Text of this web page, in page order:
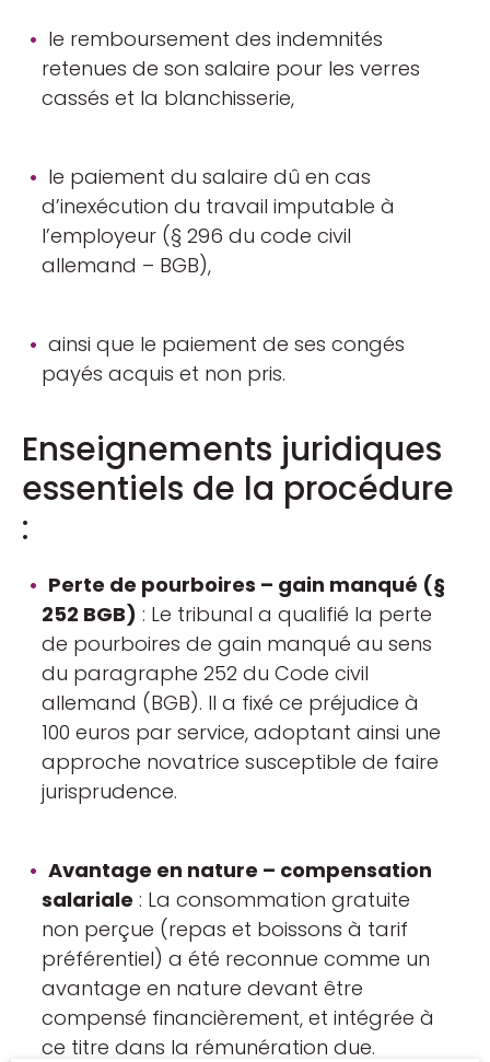
le remboursement des indemnités
retenues de son salaire pour les verres
cassés et la blanchisserie,
le paiement du salaire dû en cas
d’inexécution du travail imputable à
l’employeur (§ 296 du code civil
allemand – BGB),
ainsi que le paiement de ses congés
payés acquis et non pris.
Enseignements juridiques
essentiels de la procédure
:
Perte de pourboires – gain manqué (§
252 BGB) : Le tribunal a qualifié la perte
de pourboires de gain manqué au sens
du paragraphe 252 du Code civil
allemand (BGB). Il a fixé ce préjudice à
100 euros par service, adoptant ainsi une
approche novatrice susceptible de faire
jurisprudence.
Avantage en nature – compensation
salariale : La consommation gratuite
non perçue (repas et boissons à tarif
préférentiel) a été reconnue comme un
avantage en nature devant être
compensé financièrement, et intégrée à
ce titre dans la rémunération due.